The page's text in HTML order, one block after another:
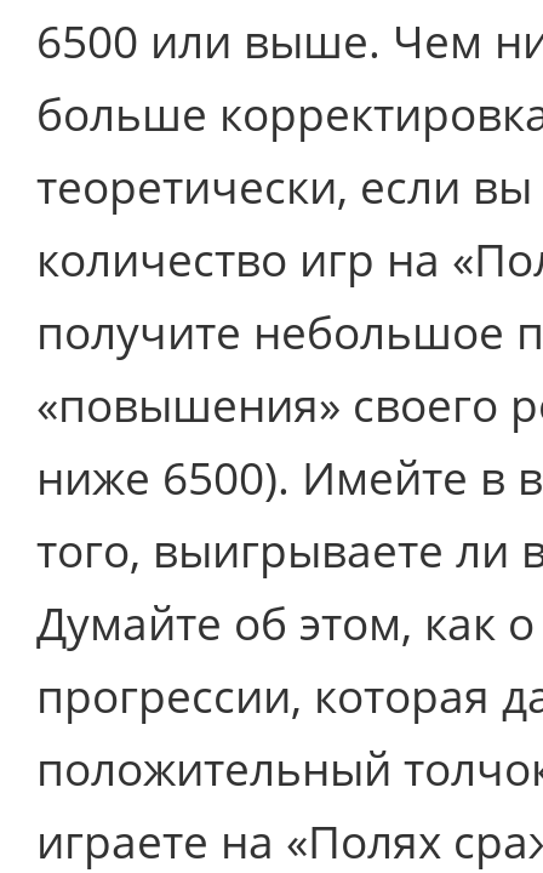
6500 или выше. Чем
больше
теоретически, если
количество игр на
получите небольшое
«повышения» своего
ниже 6500). Имейте в
того, выигрываете ли
Думайте об этом, как
прогрессии, которая
положительный
играете на «Полях